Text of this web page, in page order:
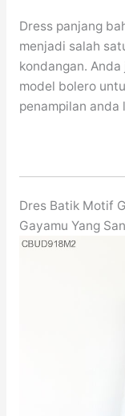
Dress panjang
menjadi salah
kondangan.
model bolero
penampilan
Dres Batik Motif
Gayamu Yang